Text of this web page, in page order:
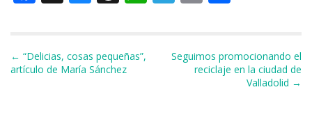
e
b
s
k
a
d
gr l
p
ar
Navegación de entradas
← “Delicias, cosas pequeñas”,
artículo de María Sánchez
Seguimos promocionando el
reciclaje en la ciudad de
Valladolid →